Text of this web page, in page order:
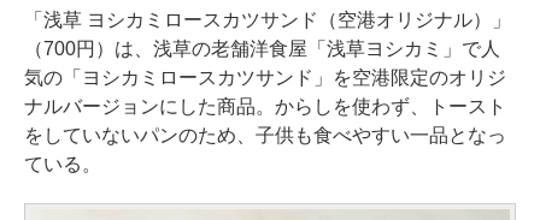
「浅草 ヨシカミロースカツサンド（空港オリジナル）」
（700円）は、浅草の老舗洋食屋「浅草ヨシカミ」で人
気の「ヨシカミロースカツサンド」を空港限定のオリジ
ナルバージョンにした商品。からしを使わず、トースト
をしていないパンのため、子供も食べやすい一品となっ
ている。